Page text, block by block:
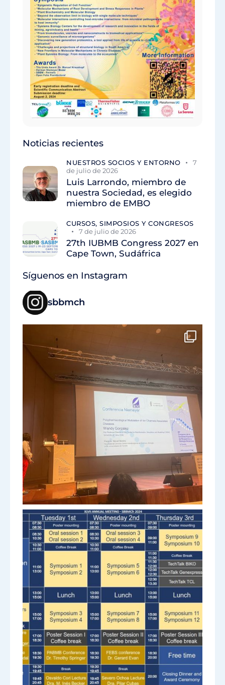
Noticias recientes
NUESTROS SOCIOS Y ENTORNO
7
de julio de 2026
Luis Larrondo, miembro de
nuestra Sociedad, es elegido
miembro de EMBO
CURSOS, SIMPOSIOS Y CONGRESOS
7 de julio de 2026
27th IUBMB Congress 2027 en
Cape Town, Sudáfrica
Síguenos en Instagram
sbbmch